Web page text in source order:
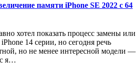
памяти iPhone SE 2022 с 64
хотел показать процесс замены или
14 серии, но сегодня речь
но не менее интересной модели —
я…